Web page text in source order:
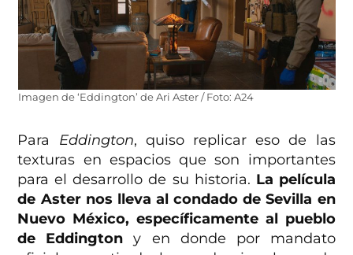
Imagen de ‘Eddington’ de Ari Aster / Foto: A24
Para Eddington, quiso replicar eso de las
texturas en espacios que son importantes
para el desarrollo de su historia. La película
de Aster nos lleva al condado de Sevilla en
Nuevo México, específicamente al pueblo
de Eddington y en donde por mandato